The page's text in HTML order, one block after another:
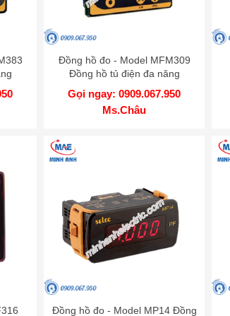
Đồng hồ đo - Model MFM309
Đồng hồ tủ điện đa năng
Gọi ngay: 0909.067.950
Ms.Châu
Đồng hồ đo - Model MP14 Đồng